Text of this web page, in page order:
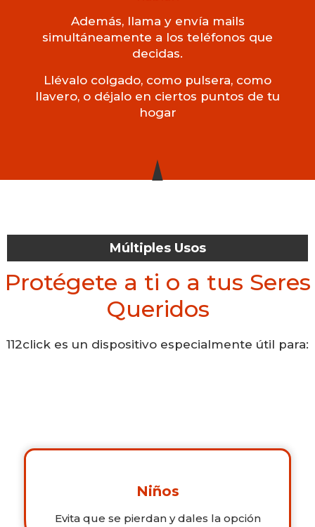
Además, llama y envía mails
simultáneamente a los teléfonos que
decidas.
Llévalo colgado, como pulsera, como
llavero, o déjalo en ciertos puntos de tu
hogar
Múltiples Usos
Protégete a ti o a tus Seres
Queridos
112click es un dispositivo especialmente útil para:
Niños
Evita que se pierdan y dales la opción